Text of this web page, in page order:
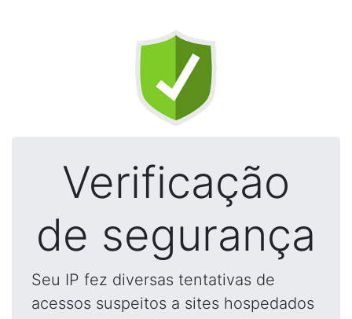
Verificação
de segurança
Seu IP fez diversas tentativas de
acessos suspeitos a sites hospedados